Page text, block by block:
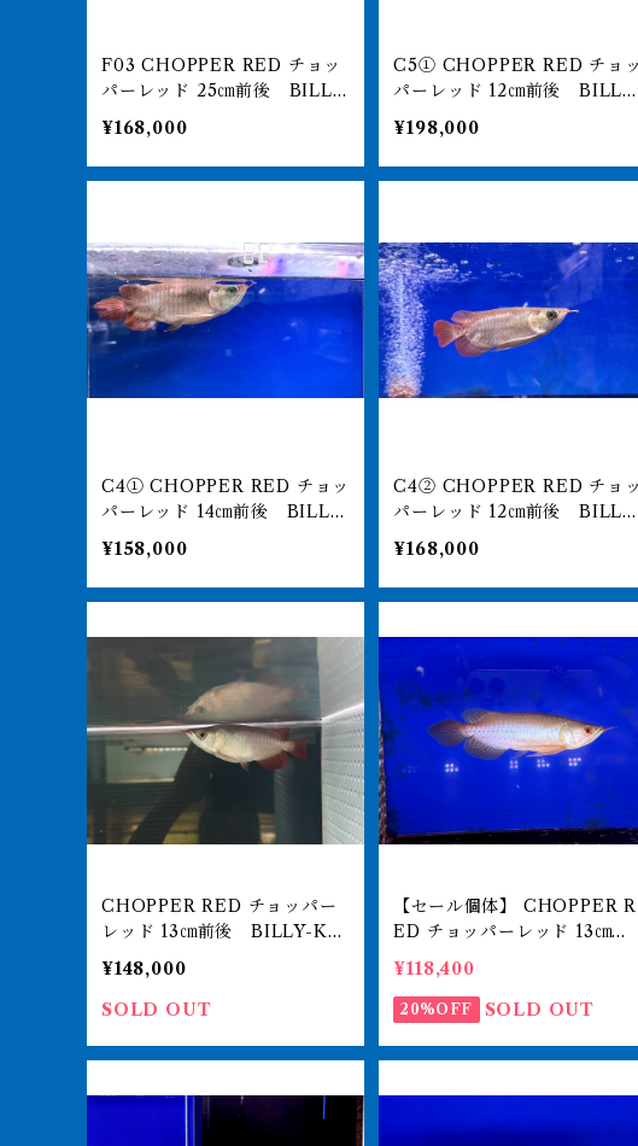
F03 CHOPPER RED チョッ
パーレッド 25㎝前後 BILLY
-KENオリジナル アジアアロ
ワナ 紅龍ショート 250-00
7141
¥168,000
C5① CHOPPER RED チョッ
パーレッド 12㎝前後 BILLY-
KENオリジナル アジアアロワ
ナ 紅龍ショート 260-0051
64
¥198,000
C4① CHOPPER RED チョッ
パーレッド 14㎝前後 BILLY-
KENオリジナル アジアアロワ
ナ 紅龍ショート 260-0051
61
¥158,000
C4② CHOPPER RED チョッ
パーレッド 12㎝前後 BILLY-
KENオリジナル アジアアロワ
ナ 紅龍ショート 260-0051
62
¥168,000
CHOPPER RED チョッパー
レッド 13㎝前後 BILLY-KE
Nオリジナル アジアアロワ
ナ 紅龍ショート 260-0051
67
¥148,000
SOLD OUT
【セール個体】 CHOPPER R
ED チョッパーレッド 13㎝前
後 BILLY-KENオリジナル
アジアアロワナ 紅龍ショー
ト 250-009779
¥118,400
20%OFF SOLD OUT